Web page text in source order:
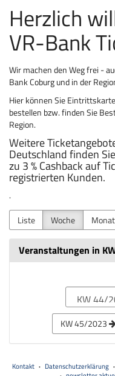
Herzlich
VR-Bank
Wir machen den Weg frei -
Bank Coburg und in der
Hier können Sie
bestellen bzw. finden Sie
Region.
Weitere
Deutschland finden
zu 3 % Cashback auf
registrierten Kunden.
.
Liste
Woche Monat
Veranstaltungen in
zur
Anzeige
KW 45/2023
Kontakt Datenschutzerklärung